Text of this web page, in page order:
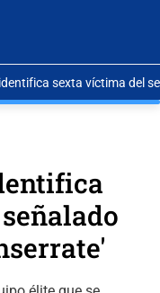
sexta víctima del